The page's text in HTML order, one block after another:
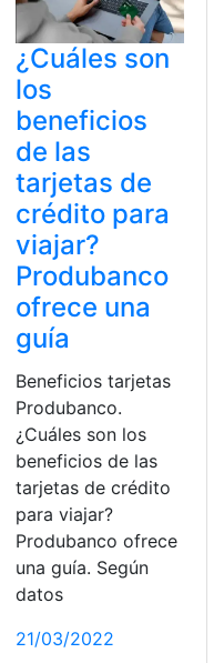
test,Viajar
¿Cuáles son
los
beneficios
de las
tarjetas de
crédito para
viajar?
Produbanco
ofrece una
guía
Beneficios tarjetas
Produbanco.
¿Cuáles son los
beneficios de las
tarjetas de crédito
para viajar?
Produbanco ofrece
una guía. Según
datos
21/03/2022